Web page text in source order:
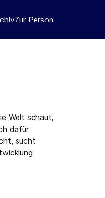
Zur Person
Welt schaut,
dafür
sucht